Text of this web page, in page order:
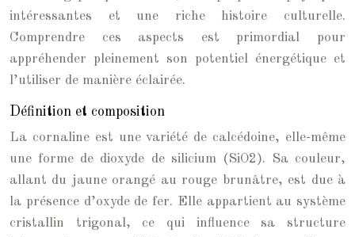
intéressantes et une riche histoire culturelle.
Comprendre ces aspects est primordial pour
appréhender pleinement son potentiel énergétique et
l’utiliser de manière éclairée.
Définition et composition
La cornaline est une variété de calcédoine, elle-même
une forme de dioxyde de silicium (SiO2). Sa couleur,
allant du jaune orangé au rouge brunâtre, est due à
la présence d’oxyde de fer. Elle appartient au système
cristallin trigonal, ce qui influence sa structure